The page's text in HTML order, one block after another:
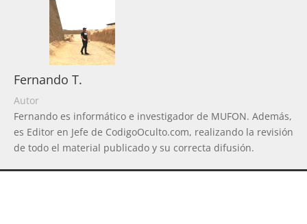
Fernando T.
Autor
Fernando es informático e investigador de MUFON. Además,
es Editor en Jefe de CodigoOculto.com, realizando la revisión
de todo el material publicado y su correcta difusión.